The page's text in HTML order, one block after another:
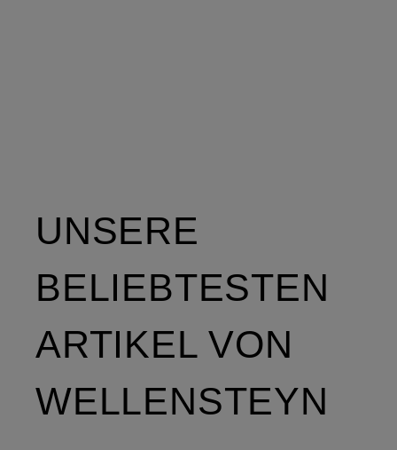
Kapuze
UNSERE
BELIEBTESTEN
ARTIKEL VON
WELLENSTEYN